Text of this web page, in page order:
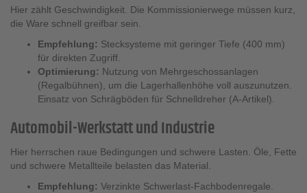
Hier zählt Geschwindigkeit. Die Kommissionierwege müssen kurz,
die Ware schnell greifbar sein.
Empfehlung: Stecksysteme mit geringer Tiefe (400 mm)
für direkten Zugriff.
Optimierung: Nutzung von Mehrgeschossanlagen
(Regalbühnen), um die Lagerhallenhöhe voll auszunutzen.
Einsatz von Schrägböden für Schnelldreher (A-Artikel).
Automobil-Werkstatt und Industrie
Hier herrschen raue Bedingungen und schwere Lasten. Öle, Fette
und schwere Metallteile belasten das Material.
Empfehlung: Verzinkte Schwerlast-Fachbodenregale.